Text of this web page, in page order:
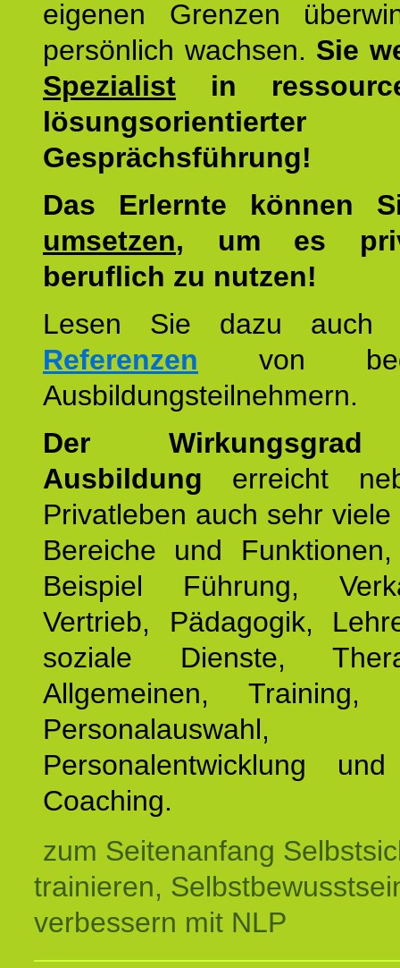
eigenen Grenzen
persönlich wachsen. Sie
Spezialist in
lösungsorientierter
Gesprächsführung!
Das Erlernte können
umsetzen, um es
beruflich zu nutzen!
Lesen Sie dazu
Referenzen von
Ausbildungsteilnehmern.
Der
Ausbildung erreicht
Privatleben auch sehr
Bereiche und
Beispiel Führung,
Vertrieb, Pädagogik,
soziale Dienste,
Allgemeinen, Training,
Personalauswahl,
Personalentwicklung
Coaching.
zum Seitenanfang
trainieren,
verbessern mit NLP